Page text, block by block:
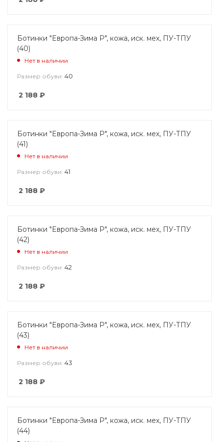
Ботинки "Европа-Зима Р", кожа, иск. мех, ПУ-ТПУ
(40)
Нет в наличии
Размер обуви: 40
2 188 ₽
Ботинки "Европа-Зима Р", кожа, иск. мех, ПУ-ТПУ
(41)
Нет в наличии
Размер обуви: 41
2 188 ₽
Ботинки "Европа-Зима Р", кожа, иск. мех, ПУ-ТПУ
(42)
Нет в наличии
Размер обуви: 42
2 188 ₽
Ботинки "Европа-Зима Р", кожа, иск. мех, ПУ-ТПУ
(43)
Нет в наличии
Размер обуви: 43
2 188 ₽
Ботинки "Европа-Зима Р", кожа, иск. мех, ПУ-ТПУ
(44)